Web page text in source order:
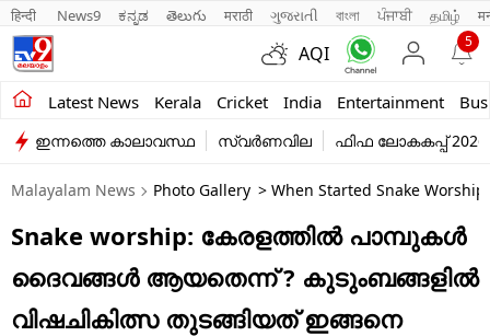
हिन्दी News9 ಕನ್ನಡ తెలుగు मराठी ગુજરાતી বাংলা ਪੰਜਾਬੀ தமிழ்
AQI
5
Latest News Kerala Cricket India Entertainment
Kerala
India
Entertainment
Business
Education
ഇന്നത്തെ കാലാവസ്ഥ സ്വർണവില ഫിഫ ലോകകപ്പ് 2026
Malayalam News Photo Gallery > When Started Snake
Snake worship: കേരളത്തിൽ പാമ്പുകൾ
ദൈവങ്ങൾ ആയതെന്ന് ? കുടുംബങ്ങളിൽ
വിഷചികിത്സ തുടങ്ങിയത് ഇങ്ങനെ